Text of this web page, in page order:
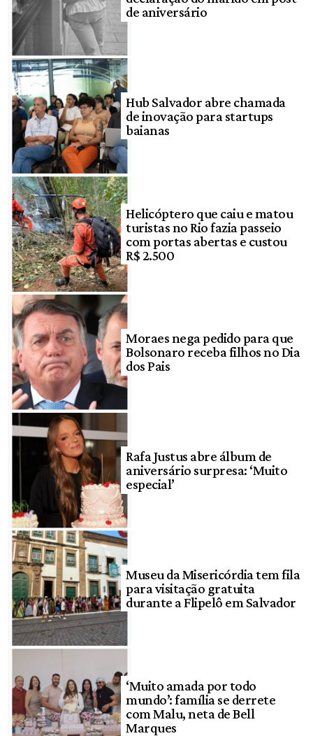
de aniversário
Hub Salvador abre chamada
de inovação para startups
baianas
Helicóptero que caiu e matou
turistas no Rio fazia passeio
com portas abertas e custou
R$ 2.500
Moraes nega pedido para que
Bolsonaro receba filhos no Dia
dos Pais
Rafa Justus abre álbum de
aniversário surpresa: ‘Muito
especial’
Museu da Misericórdia tem fila
para visitação gratuita
durante a Flipelô em Salvador
‘Muito amada por todo
mundo’: família se derrete
com Malu, neta de Bell
Marques